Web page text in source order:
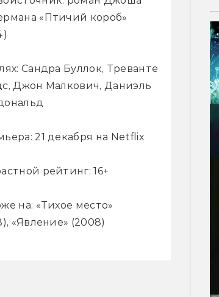
«Птичий короб»
Сандра Буллок, Треванте
Джон Малкович, Даниэль
21 декабря на Netflix
рейтинг: 16+
на: «Тихое место»
«Явление» (2008)